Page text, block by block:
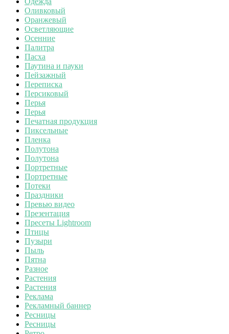
Оливковый
Оранжевый
Осветляющие
Осенние
Палитра
Пасха
Паутина и пауки
Пейзажный
Переписка
Персиковый
Перья
Перья
Печатная продукция
Пиксельные
Пленка
Полутона
Полутона
Портретные
Портретные
Потеки
Праздники
Превью видео
Презентация
Пресеты Lightroom
Птицы
Пузыри
Пыль
Пятна
Разное
Растения
Растения
Реклама
Рекламный баннер
Ресницы
Ресницы